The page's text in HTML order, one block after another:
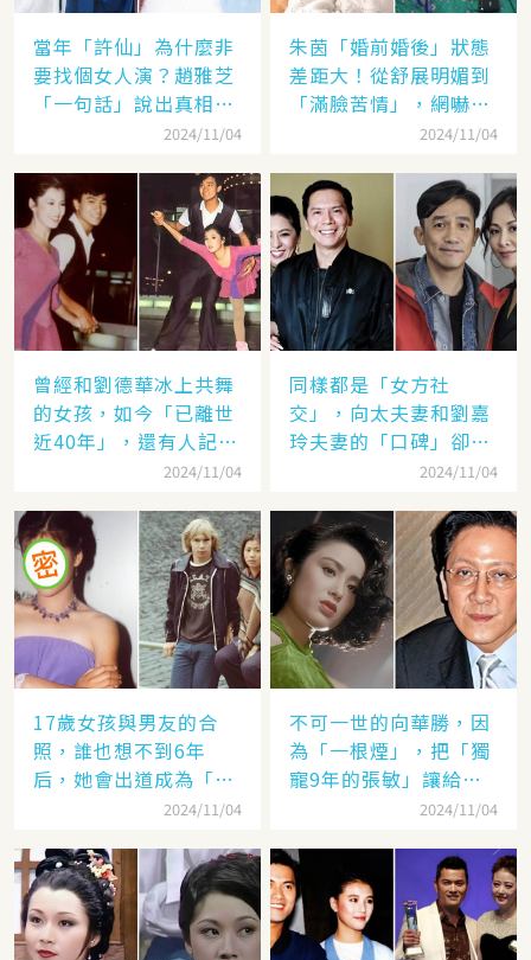
當年「許仙」為什麼非
要找個女人演？趙雅芝
「一句話」說出真相，
網友：葉童太厲害2024/11/04
朱茵「婚前婚後」狀態
差距大！從舒展明媚到
「滿臉苦情」，網嚇：
到底經歷了什麼眼里都
2024/11/04
曾經和劉德華冰上共舞
的女孩，如今「已離世
近40年」，還有人記得
2024/11/04
同樣都是「女方社
交」，向太夫妻和劉嘉
玲夫妻的「口碑」卻差
太遠：聽她們對「另一
2024/11/04
17歲女孩與男友的合
照，誰也想不到6年
后，她會出道成為「香
港當紅女星」，至今都
2024/11/04
不可一世的向華勝，因
為「一根煙」，把「獨
寵9年的張敏」讓給了
2024/11/04